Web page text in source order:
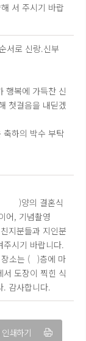
서 주시기 바랍
서로 신랑.신부
행복에 가득찬 신
첫걸음을 내딛겠
축하의 박수 부탁
양의 결혼식
어, 기념촬영
지분들과 지인분
시기 바랍니다.
소는 ( )층에 마
도장이 찍힌 식
. 감사합니다.
쇄하기